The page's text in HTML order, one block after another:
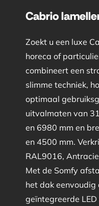
Cabrio
Zoekt u een luxe
horeca of
combineert een
slimme techniek,
optimaal
uitvalmaten van
en 6980 mm en
en 4500 mm.
RAL9016,
Met de Somfy
het dak eenvoudig
geïntegreerde